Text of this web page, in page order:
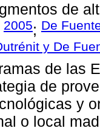
de
2005; De
y De
de las
de
y
o local